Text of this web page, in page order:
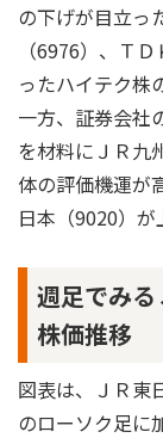
の下げが目立っ
（6976）、Ｔ
ったハイテク株
一方、証券会社
を材料にＪＲ九
体の評価機運が
日本（9020）が
週足でみ
株価推移
図表は、ＪＲ東
のローソク足に